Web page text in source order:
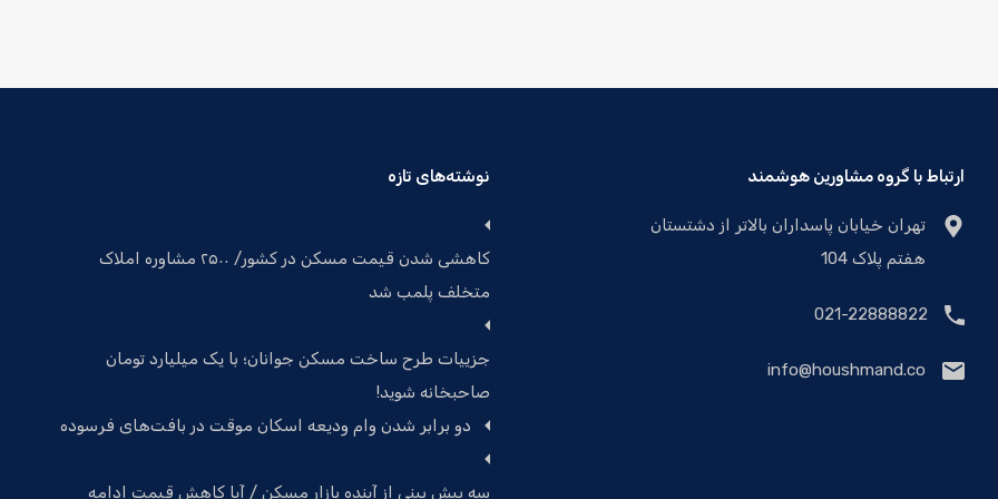
ارتباط با گروه مشاورین هوشمند
تهران خیابان پاسداران بالاتر از دشتستان
هفتم پلاک 104
021-22888822
info@houshmand.co
نوشته‌های تازه
کاهشی شدن قیمت مسکن در کشور/ ۲۵۰۰ مشاوره املاک
متخلف پلمب شد
جزییات طرح ساخت مسکن جوانان؛ با یک میلیارد تومان
صاحبخانه شوید!
دو برابر شدن وام ودیعه اسکان موقت در بافت‌های فرسوده
سه پیش بینی از آینده بازار مسکن / آیا کاهش قیمت ادامه